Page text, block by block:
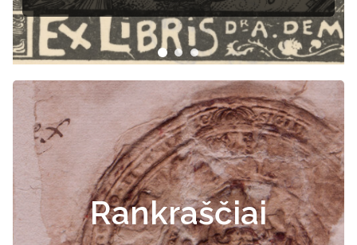
Rankraščiai